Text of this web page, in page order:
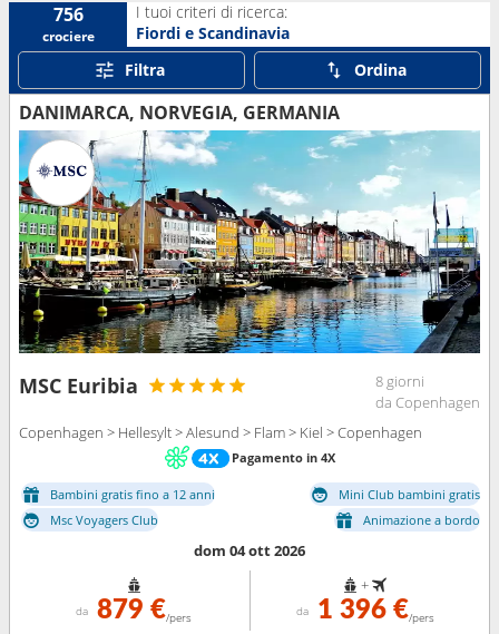
Porti
Ricerca
756
crociere
I tuoi criteri di ricerca:
Fiordi e Scandinavia
Filtra
Ordina
DANIMARCA, NORVEGIA, GERMANIA
MSC Euribia
8 giorni
da Copenhagen
Copenhagen > Hellesylt > Alesund > Flam > Kiel > Copenhagen
Pagamento in 4X
Bambini gratis fino a 12 anni
Mini Club bambini gratis
Msc Voyagers Club
Animazione a bordo
dom 04 ott 2026
da 879 €/pers
+
da 1 396 €/pers